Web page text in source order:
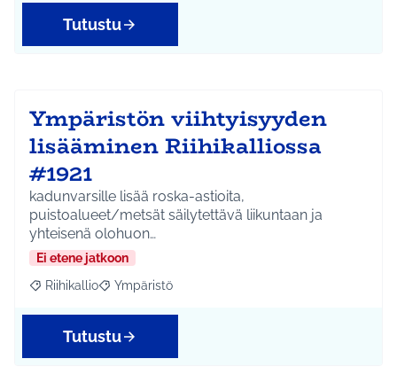
Tutustu
Ympäristön viihtyisyyden
lisääminen Riihikalliossa
#1921
kadunvarsille lisää roska-astioita,
puistoalueet/metsät säilytettävä liikuntaan ja
yhteisenä olohuon…
Ei etene jatkoon
Rajaa tulokset aihepiirin mukaan: Riihikallio
Riihikallio Rajaa tulokset teeman mukaan: Ympäristö
Ympäristö
Tutustu